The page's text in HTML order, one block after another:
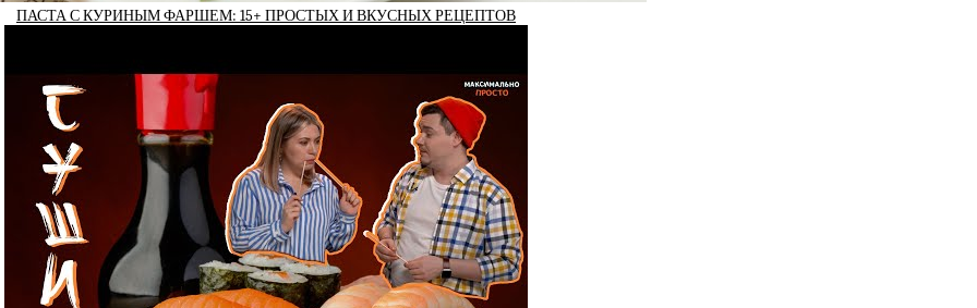
ПАСТА С КУРИНЫМ ФАРШЕМ: 15+ ПРОСТЫХ И ВКУСНЫХ РЕЦЕПТОВ